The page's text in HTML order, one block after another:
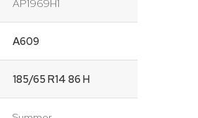
AP1969H1
A609
185/65 R14 86 H